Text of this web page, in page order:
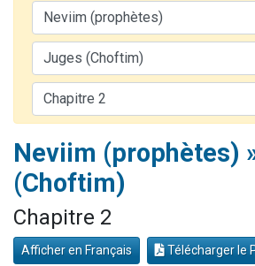
12 nouvelles
Neviim (prophètes)
(Choftim)
Chapitre 2
Afficher en Français Télécharger le